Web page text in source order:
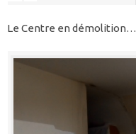
Le Centre en démolition…